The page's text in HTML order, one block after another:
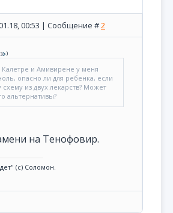
00:53 | Сообщение #2
)
и Амивирене у меня
опасно ли для ребенка, если
схему из двух лекарств? Может
альтернативы?
на Тенофовир.
(с) Соломон.